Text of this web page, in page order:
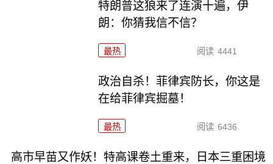
特朗普这狼来了连演十遍，伊
朗：你猜我信不信？
最热 阅读 4441
政治自杀！菲律宾防长，你这是
在给菲律宾掘墓！
最热 阅读 6436
高市早苗又作妖！特高课卷土重来，日本三重困境